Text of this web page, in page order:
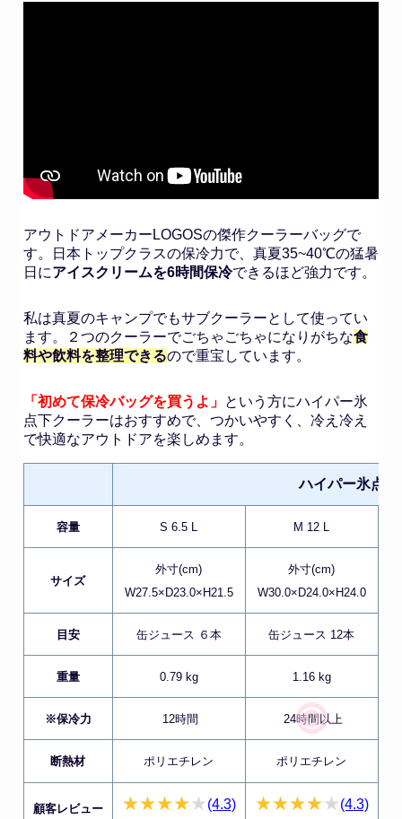
アウトドアメーカーLOGOSの傑作クーラーバッグで
す。日本トップクラスの保冷力で、真夏35~40℃の猛暑
日にアイスクリームを6時間保冷できるほど強力です。
私は真夏のキャンプでもサブクーラーとして使ってい
ます。２つのクーラーでごちゃごちゃになりがちな食
料や飲料を整理できるので重宝しています。
「初めて保冷バッグを買うよ」 という方にハイパー氷
点下クーラーはおすすめで、つかいやすく、冷え冷え
で快適なアウトドアを楽しめます。
ハイパー氷点
容量 S 6.5 L M 12 L
サイズ
外寸(cm)
W27.5×D23.0×H21.5
外寸(cm)
W30.0×D24.0×H24.0
目安 缶ジュース ６本 缶ジュース 12本
重量 0.79 kg 1.16 kg
※保冷力 12時間 24時間以上
断熱材 ポリエチレン ポリエチレン
顧客レビュー (4.3) (4.3)